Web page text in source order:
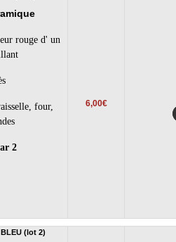
rouge d' un
four,
2
6,00€
(lot 2)